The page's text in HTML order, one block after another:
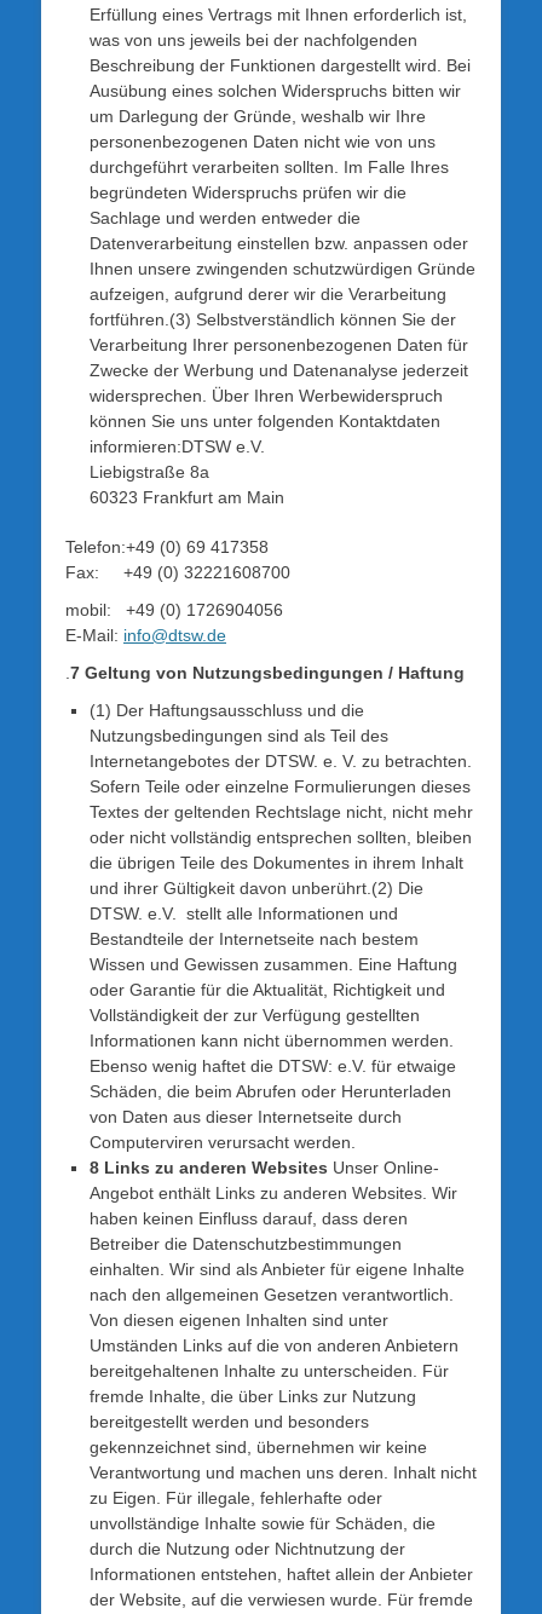
Erfüllung eines Vertrags mit Ihnen erforderlich ist,
was von uns jeweils bei der nachfolgenden
Beschreibung der Funktionen dargestellt wird. Bei
Ausübung eines solchen Widerspruchs bitten wir
um Darlegung der Gründe, weshalb wir Ihre
personenbezogenen Daten nicht wie von uns
durchgeführt verarbeiten sollten. Im Falle Ihres
begründeten Widerspruchs prüfen wir die
Sachlage und werden entweder die
Datenverarbeitung einstellen bzw. anpassen oder
Ihnen unsere zwingenden schutzwürdigen Gründe
aufzeigen, aufgrund derer wir die Verarbeitung
fortführen.(3) Selbstverständlich können Sie der
Verarbeitung Ihrer personenbezogenen Daten für
Zwecke der Werbung und Datenanalyse jederzeit
widersprechen. Über Ihren Werbewiderspruch
können Sie uns unter folgenden Kontaktdaten
informieren:DTSW e.V.
Liebigstraße 8a
60323 Frankfurt am Main
Telefon:+49 (0) 69 417358
Fax: +49 (0) 32221608700
mobil: +49 (0) 1726904056
E-Mail: info@dtsw.de
7 Geltung von Nutzungsbedingungen / Haftung
(1) Der Haftungsausschluss und die
Nutzungsbedingungen sind als Teil des
Internetangebotes der DTSW. e. V. zu betrachten.
Sofern Teile oder einzelne Formulierungen dieses
Textes der geltenden Rechtslage nicht, nicht mehr
oder nicht vollständig entsprechen sollten, bleiben
die übrigen Teile des Dokumentes in ihrem Inhalt
und ihrer Gültigkeit davon unberührt.(2) Die
DTSW. e.V. stellt alle Informationen und
Bestandteile der Internetseite nach bestem
Wissen und Gewissen zusammen. Eine Haftung
oder Garantie für die Aktualität, Richtigkeit und
Vollständigkeit der zur Verfügung gestellten
Informationen kann nicht übernommen werden.
Ebenso wenig haftet die DTSW: e.V. für etwaige
Schäden, die beim Abrufen oder Herunterladen
von Daten aus dieser Internetseite durch
Computerviren verursacht werden.
8 Links zu anderen Websites Unser Online-
Angebot enthält Links zu anderen Websites. Wir
haben keinen Einfluss darauf, dass deren
Betreiber die Datenschutzbestimmungen
einhalten. Wir sind als Anbieter für eigene Inhalte
nach den allgemeinen Gesetzen verantwortlich.
Von diesen eigenen Inhalten sind unter
Umständen Links auf die von anderen Anbietern
bereitgehaltenen Inhalte zu unterscheiden. Für
fremde Inhalte, die über Links zur Nutzung
bereitgestellt werden und besonders
gekennzeichnet sind, übernehmen wir keine
Verantwortung und machen uns deren. Inhalt nicht
zu Eigen. Für illegale, fehlerhafte oder
unvollständige Inhalte sowie für Schäden, die
durch die Nutzung oder Nichtnutzung der
Informationen entstehen, haftet allein der Anbieter
der Website, auf die verwiesen wurde. Für fremde